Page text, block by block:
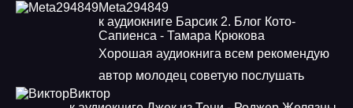
Meta294849
к аудиокниге Барсик 2. Блог Кото-
Сапиенса - Тамара Крюкова
Хорошая аудиокнига всем рекомендую
автор молодец советую послушать
Виктор